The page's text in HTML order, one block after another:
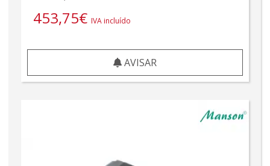
453,75€ IVA incluído
AVISAR